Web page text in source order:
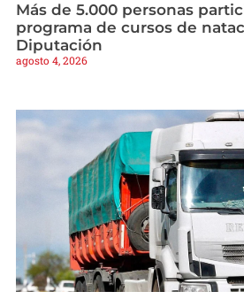
Más de 5.000 personas
programa de cursos de
Diputación
agosto 4, 2026